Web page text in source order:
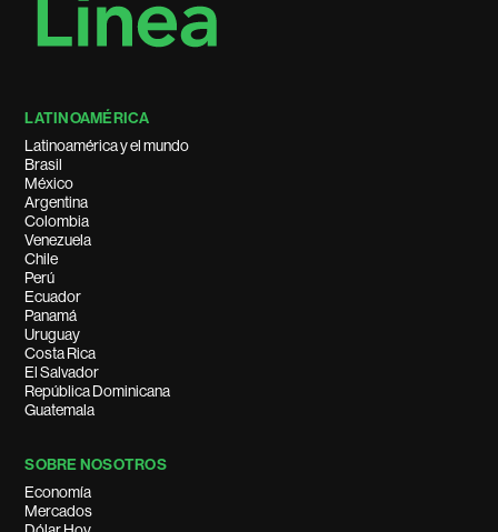
LATINOAMÉRICA
Latinoamérica y el mundo
Brasil
México
Argentina
Colombia
Venezuela
Chile
Perú
Ecuador
Panamá
Uruguay
Costa Rica
El Salvador
República Dominicana
Guatemala
SOBRE NOSOTROS
Economía
Mercados